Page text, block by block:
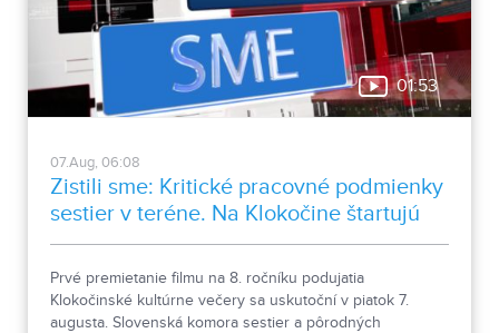
01:53
07.Aug, 06:08
Zistili sme: Kritické pracovné podmienky
sestier v teréne. Na Klokočine štartujú
kultúrne večery
Prvé premietanie filmu na 8. ročníku podujatia
Klokočinské kultúrne večery sa uskutoční v piatok 7.
augusta. Slovenská komora sestier a pôrodných